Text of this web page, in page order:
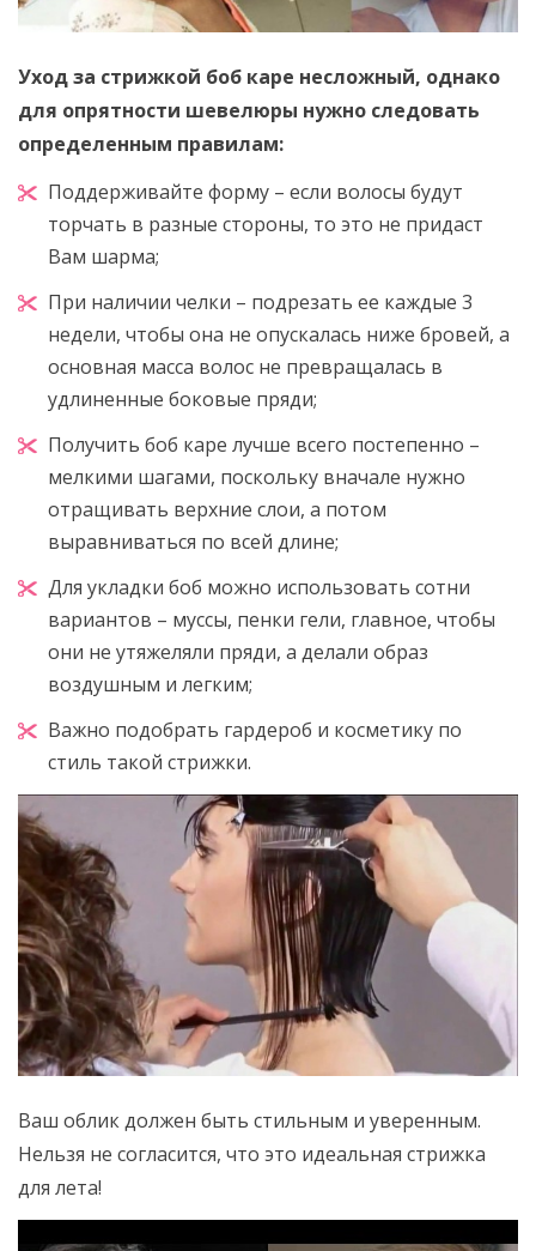
Уход за стрижкой боб каре несложный, однако
для опрятности шевелюры нужно следовать
определенным правилам:
Поддерживайте форму – если волосы будут
торчать в разные стороны, то это не придаст
Вам шарма;
При наличии челки – подрезать ее каждые 3
недели, чтобы она не опускалась ниже бровей, а
основная масса волос не превращалась в
удлиненные боковые пряди;
Получить боб каре лучше всего постепенно –
мелкими шагами, поскольку вначале нужно
отращивать верхние слои, а потом
выравниваться по всей длине;
Для укладки боб можно использовать сотни
вариантов – муссы, пенки гели, главное, чтобы
они не утяжеляли пряди, а делали образ
воздушным и легким;
Важно подобрать гардероб и косметику по
стиль такой стрижки.
Ваш облик должен быть стильным и уверенным.
Нельзя не согласится, что это идеальная стрижка
для лета!